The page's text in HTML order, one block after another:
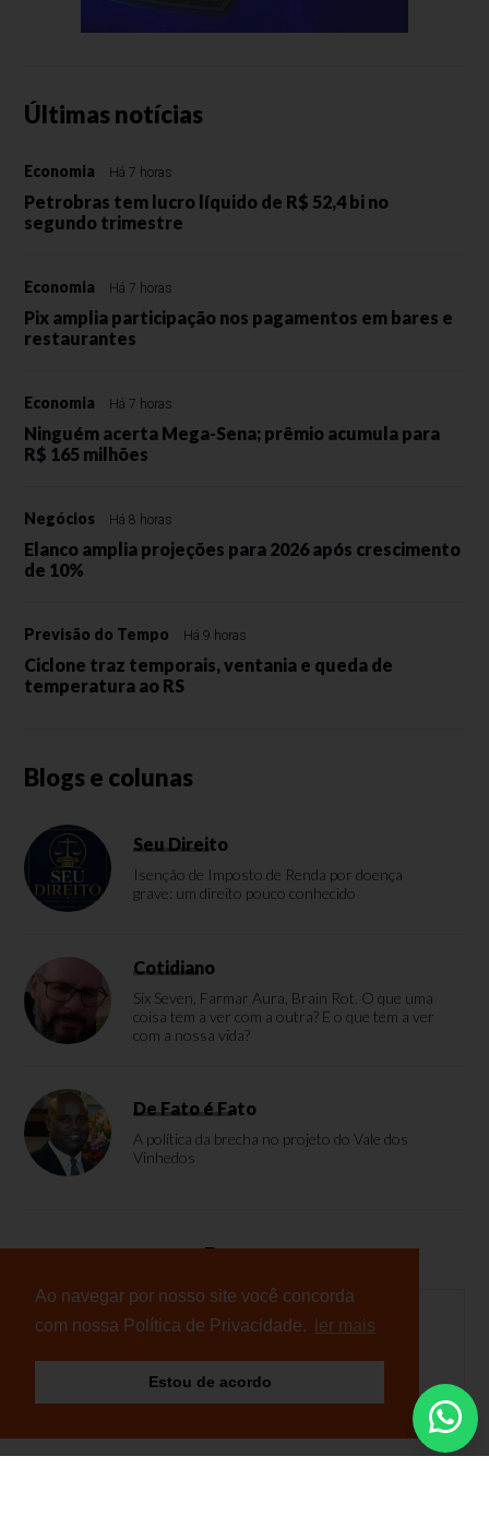
Ao navegar por nosso site você concorda
com nossa Política de Privacidade.
ler mais
Estou de acordo
Últimas notícias
Economia Há 7 horas
Petrobras tem lucro líquido de R$ 52,4 bi no
segundo trimestre
Economia Há 7 horas
Pix amplia participação nos pagamentos em bares e
restaurantes
Economia Há 7 horas
Ninguém acerta Mega-Sena; prêmio acumula para
R$ 165 milhões
Negócios Há 8 horas
Elanco amplia projeções para 2026 após crescimento
de 10%
Previsão do Tempo Há 9 horas
Ciclone traz temporais, ventania e queda de
temperatura ao RS
Blogs e colunas
Seu Direito
Isenção de Imposto de Renda por doença
grave: um direito pouco conhecido
Cotidiano
Six Seven, Farmar Aura, Brain Rot. O que uma
coisa tem a ver com a outra? E o que tem a ver
com a nossa vida?
De Fato é Fato
A política da brecha no projeto do Vale dos
Vinhedos
Enquete